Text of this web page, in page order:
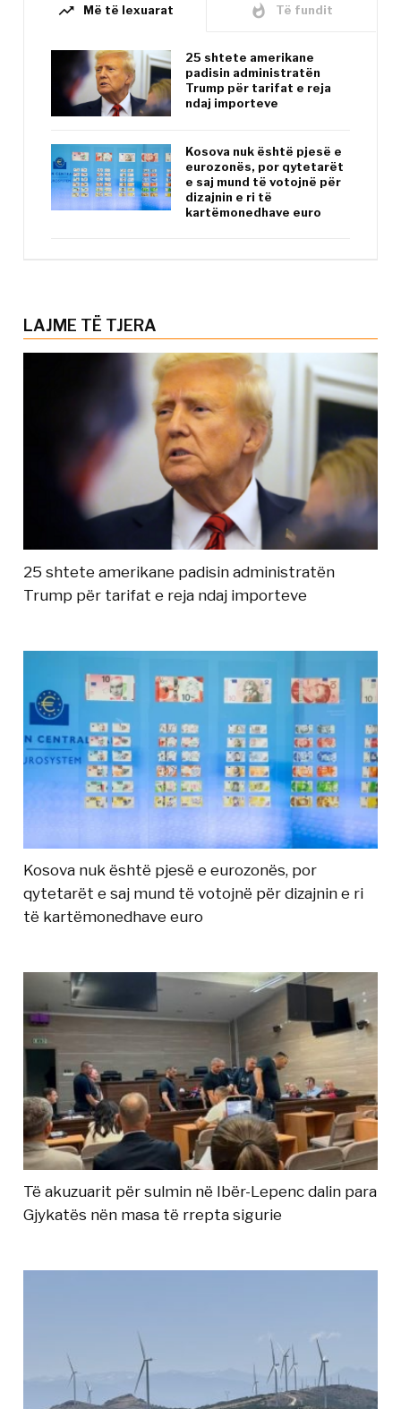
trending_up Më të lexuarat whatshot Të fundit
25 shtete amerikane
padisin administratën
Trump për tarifat e reja
ndaj importeve
Kosova nuk është pjesë e
eurozonës, por qytetarët
e saj mund të votojnë për
dizajnin e ri të
kartëmonedhave euro
LAJME TË TJERA
25 shtete amerikane padisin administratën
Trump për tarifat e reja ndaj importeve
Kosova nuk është pjesë e eurozonës, por
qytetarët e saj mund të votojnë për dizajnin e ri
të kartëmonedhave euro
Të akuzuarit për sulmin në Ibër-Lepenc dalin para
Gjykatës nën masa të rrepta sigurie